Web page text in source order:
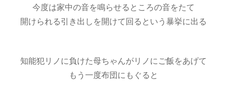
今度は家中の音を鳴らせるところの音をたて
開けられる引き出しを開けて回るという暴挙に出る
知能犯リノに負けた母ちゃんがリノにご飯をあげて
もう一度布団にもぐると